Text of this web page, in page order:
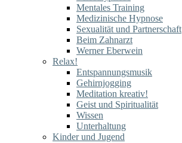
Mentales Training
Medizinische Hypnose
Sexualität und Partnerschaft
Beim Zahnarzt
Werner Eberwein
Relax!
Entspannungsmusik
Gehirnjogging
Meditation kreativ!
Geist und Spiritualität
Wissen
Unterhaltung
Kinder und Jugend